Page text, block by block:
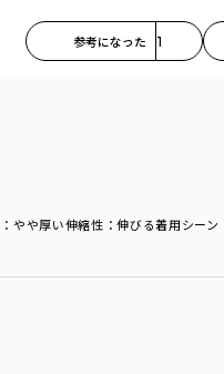
参考になった 1
：やや厚い伸縮性 ：伸びる着用シーン